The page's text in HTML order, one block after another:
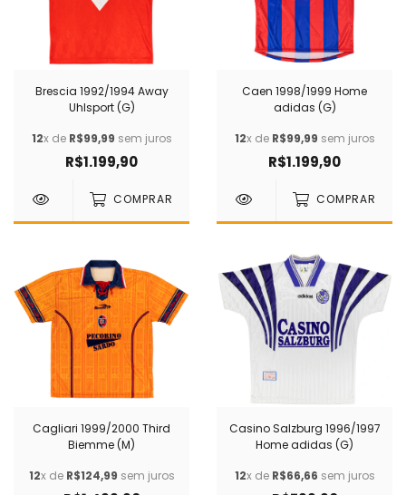
Brescia 1992/1994 Away
Uhlsport (G)
12x de R$99,99 sem juros
R$1.199,90
COMPRAR
Caen 1998/1999 Home
adidas (G)
12x de R$99,99 sem juros
R$1.199,90
COMPRAR
Cagliari 1999/2000 Third
Biemme (M)
12x de R$124,99 sem juros
Casino Salzburg 1996/1997
Home adidas (G)
12x de R$66,66 sem juros